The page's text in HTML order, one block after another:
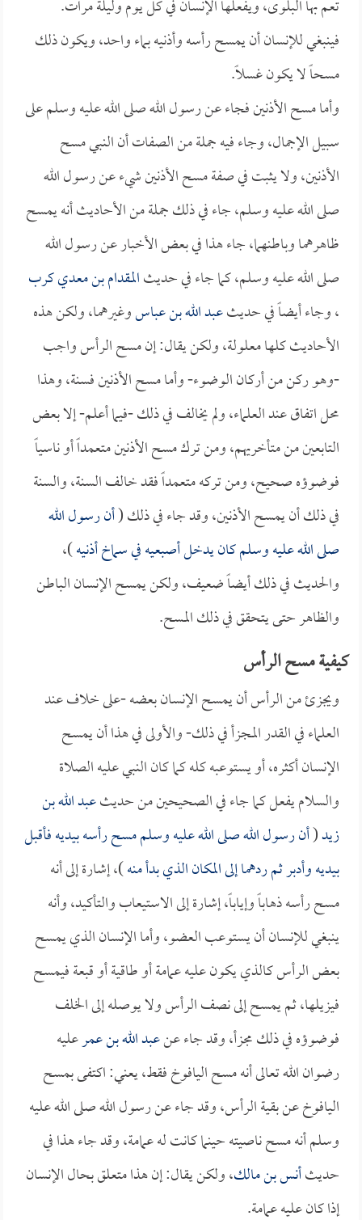
تعم بها البلوى، ويفعلها الإنسان في كل يوم وليلة مرات.
فينبغي للإنسان أن يمسح رأسه وأذنيه بماء واحد، ويكون ذلك
مسحاً لا يكون غسلاً.
وأما مسح الأذنين فجاء عن رسول الله صلى الله عليه وسلم على
سبيل الإجمال، وجاء فيه جملة من الصفات أن النبي مسح
الأذنين، ولا يثبت في صفة مسح الأذنين شيء عن رسول الله
صلى الله عليه وسلم، جاء في ذلك جملة من الأحاديث أنه يمسح
ظاهرهما وباطنهما، جاء هذا في بعض الأخبار عن رسول الله
صلى الله عليه وسلم، كما جاء في حديثالمقدام بن معدي كرب
، وجاء أيضاً في حديثعبد الله بن عباسوغيرهما، ولكن هذه
الأحاديث كلها معلولة، ولكن يقال: إن مسح الرأس واجب
-وهو ركن من أركان الوضوء- وأما مسح الأذنين فسنة، وهذا
محل اتفاق عند العلماء، ولم يخالف في ذلك -فيما أعلم- إلا بعض
التابعين من متأخريهم، ومن ترك مسح الأذنين متعمداً أو ناسياً
فوضوؤه صحيح، ومن تركه متعمداً فقد خالف السنة، والسنة
في ذلك أن يمسح الأذنين، وقد جاء في ذلك (أن رسول الله
صلى الله عليه وسلم كان يدخل أصبعيه في سماخ أذنيه)،
والحديث في ذلك أيضاً ضعيف، ولكن يمسح الإنسان الباطن
والظاهر حتى يتحقق في ذلك المسح.
كيفية مسح الرأس
ويجزئ من الرأس أن يمسح الإنسان بعضه -على خلاف عند
العلماء في القدر المجزأ في ذلك- والأولى في هذا أن يمسح
الإنسان أكثره، أو يستوعبه كله كما كان النبي عليه الصلاة
والسلام يفعل كما جاء في الصحيحين من حديثعبد الله بن
زيد(أن رسول الله صلى الله عليه وسلم مسح رأسه بيديه فأقبل
بيديه وأدبر ثم ردهما إلى المكان الذي بدأ منه)، إشارة إلى أنه
مسح رأسه ذهاباً وإياباً، إشارة إلى الاستيعاب والتأكيد، وأنه
ينبغي للإنسان أن يستوعب العضو، وأما الإنسان الذي يمسح
بعض الرأس كالذي يكون عليه عمامة أو طاقية أو قبعة فيمسح
فيزيلها، ثم يمسح إلى نصف الرأس ولا يوصله إلى الخلف
فوضوؤه في ذلك مجزأ، وقد جاء عنعبد الله بن عمرعليه
رضوان الله تعالى أنه مسح اليافوخ فقط، يعني: اكتفى بمسح
اليافوخ عن بقية الرأس، وقد جاء عن رسول الله صلى الله عليه
وسلم أنه مسح ناصيته حينما كانت له عمامة، وقد جاء هذا في
حديثأنس بن مالك، ولكن يقال: إن هذا متعلق بحال الإنسان
إذا كان عليه عمامة.